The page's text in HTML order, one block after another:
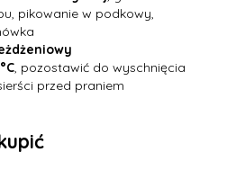
pikowanie w podkowy,
, pozostawić do wyschnięcia
przed praniem